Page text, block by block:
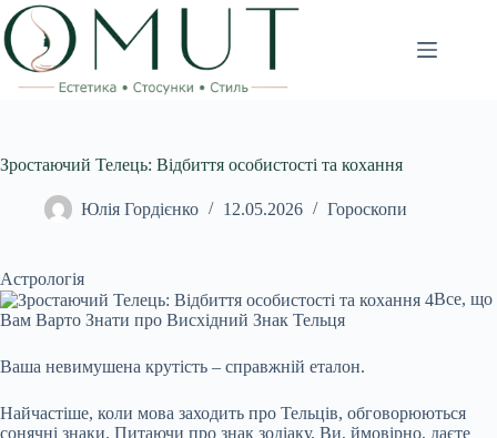
Перейти
до
вмісту
Зростаючий Телець: Відбиття особистості та кохання
Юлія Гордієнко 12.05.2026 Гороскопи
Астрологія
Все, що
Вам Варто Знати про Висхідний Знак Тельця
Ваша невимушена крутість – справжній еталон.
Найчастіше, коли мова заходить про Тельців, обговорюються
сонячні знаки. Питаючи про знак зодіаку, Ви, ймовірно, даєте